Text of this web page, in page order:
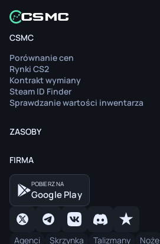
CSMC
Porównanie cen
Rynki CS2
Kontrakt wymiany
Steam ID Finder
Sprawdzanie wartości inwentarza
ZASOBY
FIRMA
POBIERZ NA
Google Play
Agenci Skrzynka Talizmany Noże